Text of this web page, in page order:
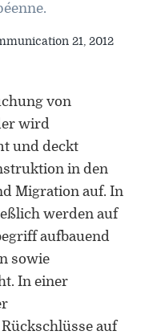
21, 2012
von
wird
und deckt
in den
Migration auf. In
werden auf
aufbauend
sowie
In einer
auf